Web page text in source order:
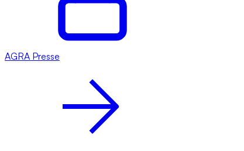
AGRA Presse